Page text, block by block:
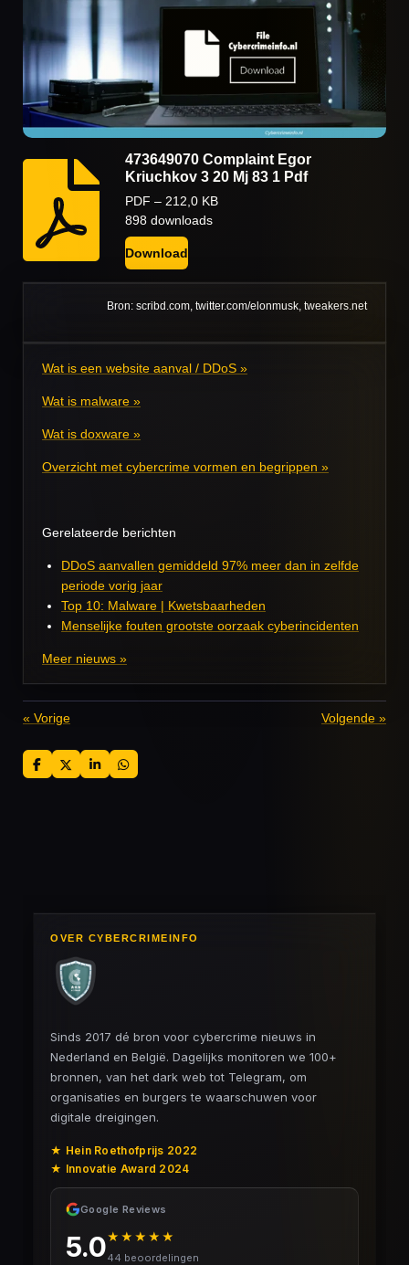
473649070 Complaint Egor
Kriuchkov 3 20 Mj 83 1 Pdf
PDF – 212,0 KB
898 downloads
Download
Bron: scribd.com, twitter.com/elonmusk, tweakers.net
Wat is een website aanval / DDoS »
Wat is malware »
Wat is doxware »
Overzicht met cybercrime vormen en begrippen »
Gerelateerde berichten
DDoS aanvallen gemiddeld 97% meer dan in zelfde
periode vorig jaar
Top 10: Malware | Kwetsbaarheden
Menselijke fouten grootste oorzaak cyberincidenten
Meer nieuws »
« Vorige Volgende »
D
e
D
e
S
h
D
e
OVER CYBERCRIMEINFO
Sinds 2017 dé bron voor cybercrime nieuws in
Nederland en België. Dagelijks monitoren we 100+
bronnen, van het dark web tot Telegram, om
organisaties en burgers te waarschuwen voor
digitale dreigingen.
★ Hein Roethofprijs 2022
★ Innovatie Award 2024
Google Reviews
5.0★★★★★
44 beoordelingen